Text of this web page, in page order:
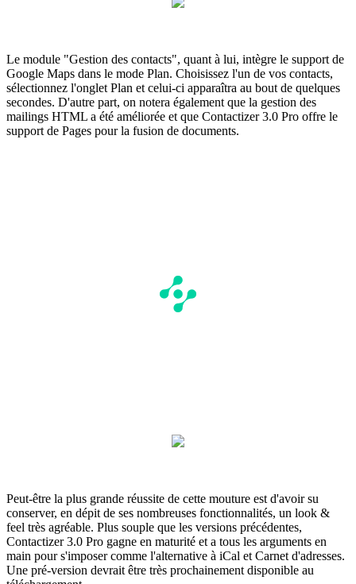
Le module "Gestion des contacts", quant à lui, intègre le support de
Google Maps dans le mode Plan. Choisissez l'un de vos contacts,
sélectionnez l'onglet Plan et celui-ci apparaîtra au bout de quelques
secondes. D'autre part, on notera également que la gestion des
mailings HTML a été améliorée et que Contactizer 3.0 Pro offre le
support de Pages pour la fusion de documents.
Peut-être la plus grande réussite de cette mouture est d'avoir su
conserver, en dépit de ses nombreuses fonctionnalités, un look &
feel très agréable. Plus souple que les versions précédentes,
Contactizer 3.0 Pro gagne en maturité et a tous les arguments en
main pour s'imposer comme l'alternative à iCal et Carnet d'adresses.
Une pré-version devrait être très prochainement disponible au